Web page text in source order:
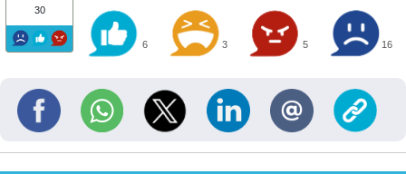
30
6 3 5 16